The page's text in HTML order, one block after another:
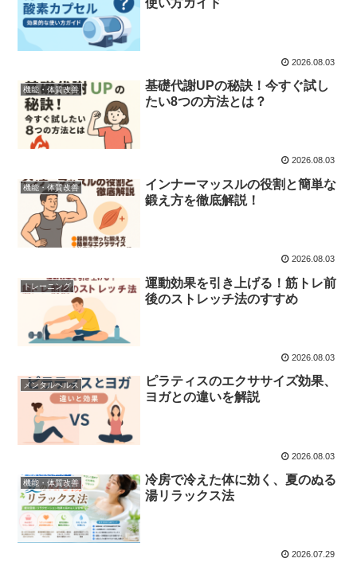
使い方ガイド
2026.08.03
機能・体質改善
基礎代謝UPの秘訣！今すぐ試し
たい8つの方法とは？
2026.08.03
機能・体質改善
インナーマッスルの役割と簡単な
鍛え方を徹底解説！
2026.08.03
トレーニング
運動効果を引き上げる！筋トレ前
後のストレッチ法のすすめ
2026.08.03
メンタルヘルス
ピラティスのエクササイズ効果、
ヨガとの違いを解説
2026.08.03
機能・体質改善
冷房で冷えた体に効く、夏のぬる
湯リラックス法
2026.07.29